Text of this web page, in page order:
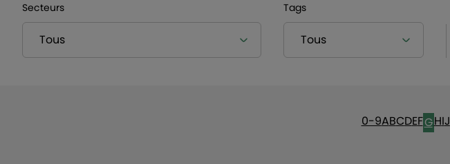
Secteurs Tags
0-9ABCDEFGHIJ